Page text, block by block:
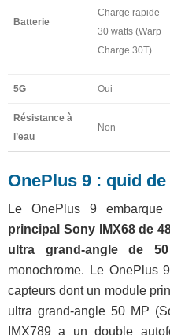
Batterie
Charge rapide
30 watts (Warp
Charge 30T)
5G Oui
Résistance à
l’eau
Non
OnePlus 9 : quid
Le OnePlus 9
principal Sony IMX68 de
ultra grand-angle de
monochrome. Le OnePlus
capteurs dont un module
ultra grand-angle 50 MP
IMX789 a un double